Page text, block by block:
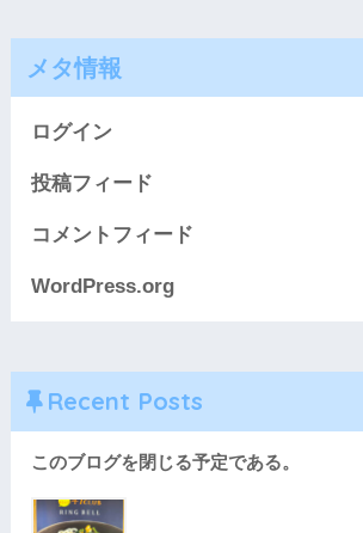
メタ情報
ログイン
投稿フィード
コメントフィード
WordPress.org
Recent Posts
このブログを閉じる予定である。